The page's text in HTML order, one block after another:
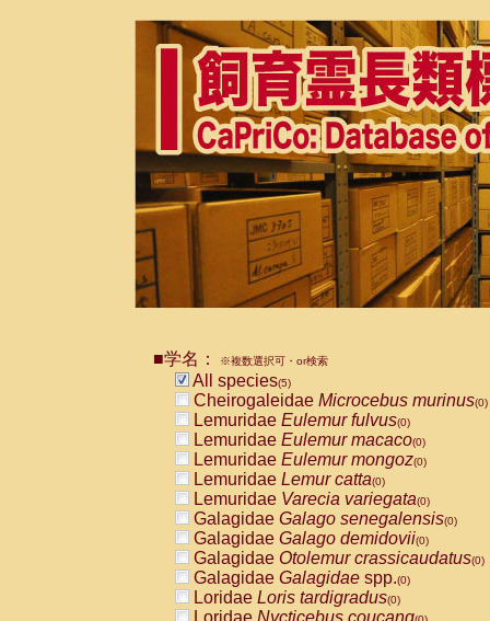
■学名： ※複数選択可・or検索
All species(5)
Cheirogaleidae Microcebus murinus(0)
Lemuridae Eulemur fulvus(0)
Lemuridae Eulemur macaco(0)
Lemuridae Eulemur mongoz(0)
Lemuridae Lemur catta(0)
Lemuridae Varecia variegata(0)
Galagidae Galago senegalensis(0)
Galagidae Galago demidovii(0)
Galagidae Otolemur crassicaudatus(0)
Galagidae Galagidae spp.(0)
Loridae Loris tardigradus(0)
Loridae Nycticebus coucang